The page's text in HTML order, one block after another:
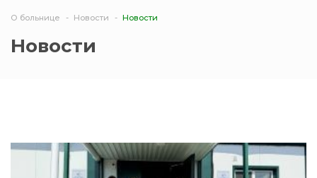
О больнице Новости Новости
Новости